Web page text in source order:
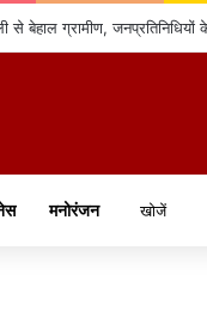
बेहाल ग्रामीण, जनप्रतिनिधियों
मनोरंजन